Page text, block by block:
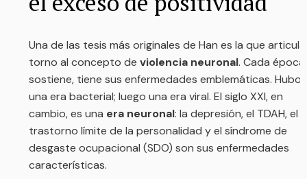
Accedé a contenido exclusivo
Artículos, recursos y materiales pensados
para tu desarrollo profesional.